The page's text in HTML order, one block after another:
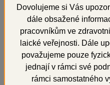
celkem 1 položek
Dovolujeme si Vás
dále obsažené
pracovníkům ve
laické veřejnosti. Dále
považujeme pouze
jednají v rámci své
rámci samostatného